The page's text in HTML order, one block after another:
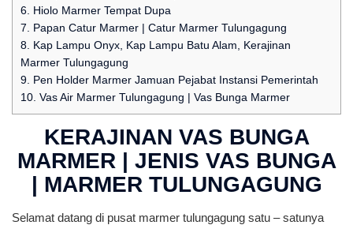
6. Hiolo Marmer Tempat Dupa
7.
Papan Catur Marmer | Catur Marmer Tulungagung
8. Kap Lampu Onyx, Kap Lampu Batu Alam, Kerajinan
Marmer Tulungagung
9. Pen Holder Marmer Jamuan Pejabat Instansi Pemerintah
10. Vas Air Marmer Tulungagung | Vas Bunga Marmer
KERAJINAN VAS BUNGA
MARMER | JENIS VAS BUNGA
| MARMER TULUNGAGUNG
Selamat datang di pusat marmer tulungagung satu – satunya